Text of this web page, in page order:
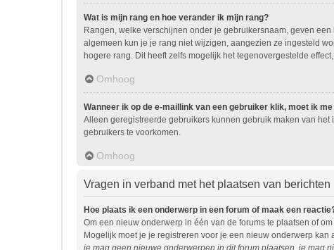
Wat is mijn rang en hoe verander ik mijn rang?
Rangen, welke verschijnen onder je gebruikersnaam, geven
algemeen kun je je rang niet wijzigen, aangezien ze ingesteld
hogere rang. Dit heeft zelfs mogelijk het tegenovergestelde
Omhoog
Wanneer ik op de e-maillink van een gebruiker klik, moet ik
Alleen geregistreerde gebruikers kunnen gebruik maken van
gebruikers te voorkomen.
Omhoog
Vragen in verband met het plaatsen van berichten
Hoe plaats ik een onderwerp in een forum of maak een
Om een nieuw onderwerp in één van de forums te plaatsen of
Mogelijk moet je je registreren voor je een nieuw onderwerp
je mag geen nieuwe onderwerpen in dit forum plaatsen, je mag